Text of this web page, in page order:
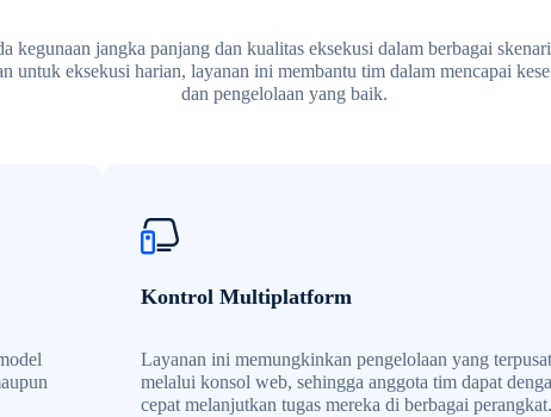
kegunaan jangka panjang dan kualitas eksekusi dalam berbagai
untuk eksekusi harian, layanan ini membantu tim dalam mencapai
dan pengelolaan yang baik.
Kontrol Multiplatform
Layanan ini memungkinkan pengelolaan yang terpusat
melalui konsol web, sehingga anggota tim dapat
cepat melanjutkan tugas mereka di berbagai perangkat.